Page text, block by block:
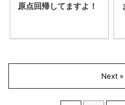
原点回帰してますよ！
Next »